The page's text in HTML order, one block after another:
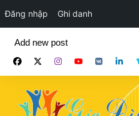
Đăng nhập Ghi danh
phần
Add new post